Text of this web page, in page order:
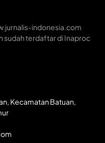
R
I
indonesia.com
sudah terdaftar di Inaproc
Kecamatan Batuan,